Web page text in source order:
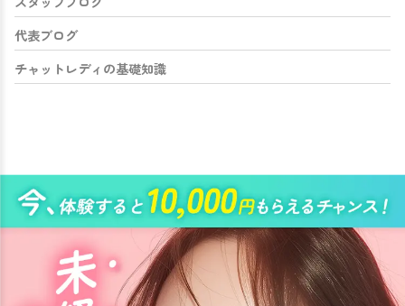
代表ブログ
チャットレディの基礎知識